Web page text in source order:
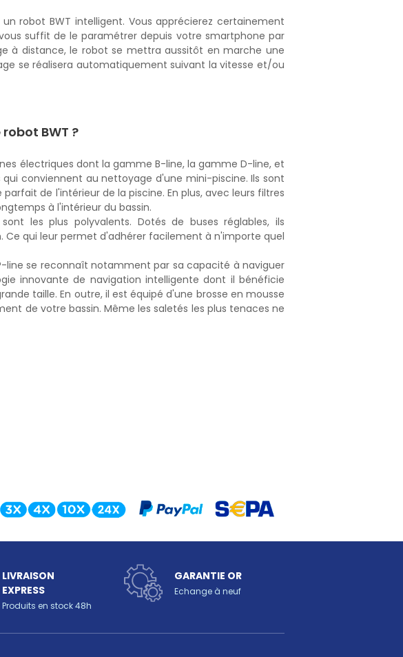
robot BWT intelligent. Vous apprécierez certainement
suffit de le paramétrer depuis votre smartphone par
à distance, le robot se mettra aussitôt en marche une
se réalisera automatiquement suivant la vitesse et/ou
BWT ?
électriques dont la gamme B-line, la gamme D-line, et
conviennent au nettoyage d'une mini-piscine. Ils sont
de l'intérieur de la piscine. En plus, avec leurs filtres
à l'intérieur du bassin.
les plus polyvalents. Dotés de buses réglables, ils
qui leur permet d'adhérer facilement à n'importe quel
line se reconnaît notamment par sa capacité à naviguer
innovante de navigation intelligente dont il bénéficie
taille. En outre, il est équipé d'une brosse en mousse
de votre bassin. Même les saletés les plus tenaces ne
LIVRAISON
EXPRESS
Produits en stock 48h
GARANTIE OR
Echange à neuf